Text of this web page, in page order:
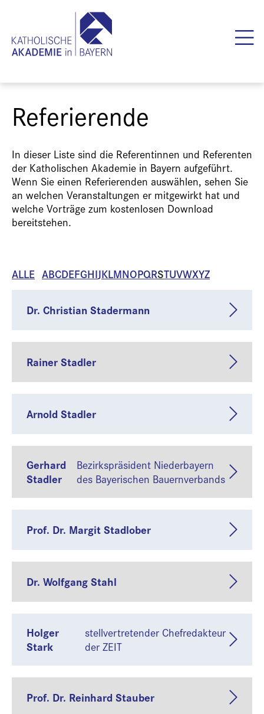
Referierende
In dieser Liste sind die Referentinnen und Referenten
der Katholischen Akademie in Bayern aufgeführt.
Wenn Sie einen Referierenden auswählen, sehen Sie
an welchen Veranstaltungen er mitgewirkt hat und
welche Vorträge zum kostenlosen Download
bereitstehen.
ALLE ABCDEFGHIJKLMNOPQRSTUVWXYZ
Dr. Christian Stadermann
Rainer Stadler
Arnold Stadler
Gerhard
Stadler
Bezirkspräsident Niederbayern
des Bayerischen Bauernverbands
Prof. Dr. Margit Stadlober
Dr. Wolfgang Stahl
Holger
Stark
stellvertretender Chefredakteur
der ZEIT
Prof. Dr. Reinhard Stauber